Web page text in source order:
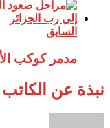
السابق
مدمر كوكب
نبذة عن الكاتب